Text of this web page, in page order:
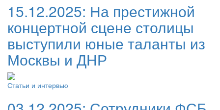
15.12.2025: На престижной
концертной сцене столицы
выступили юные таланты из
Москвы и ДНР
Статьи и интервью